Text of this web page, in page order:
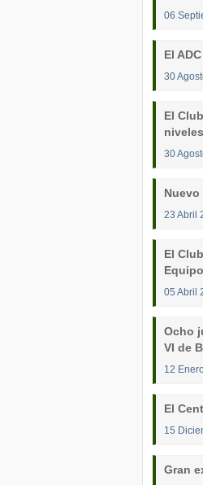
06
El
30
El
niveles
30
23 Abril
El
05 Abril
Ocho
VI de
12
El
15
Gran